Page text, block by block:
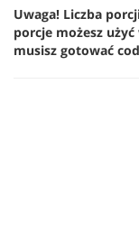
Uwaga! Liczba
porcje możesz
musisz gotować